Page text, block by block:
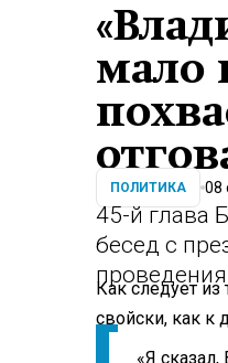
мало
ПОЛИТИКА 08
45-й глава
бесед с
Как следует
свойски, как к
«Я